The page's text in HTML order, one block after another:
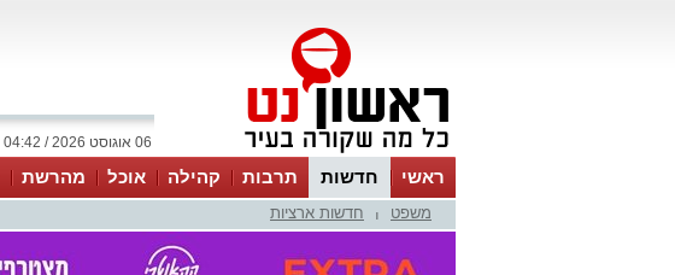
06 אוגוסט 2026 / 04:42
ראשי חדשות תרבות קהילה אוכל מהרשת
משפט חדשות ארציות